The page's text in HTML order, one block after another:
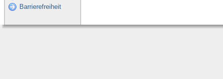
Barrierefreiheit